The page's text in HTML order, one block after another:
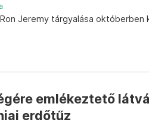
Jeremy tárgyalása októberben
emlékeztető
erdőtűz